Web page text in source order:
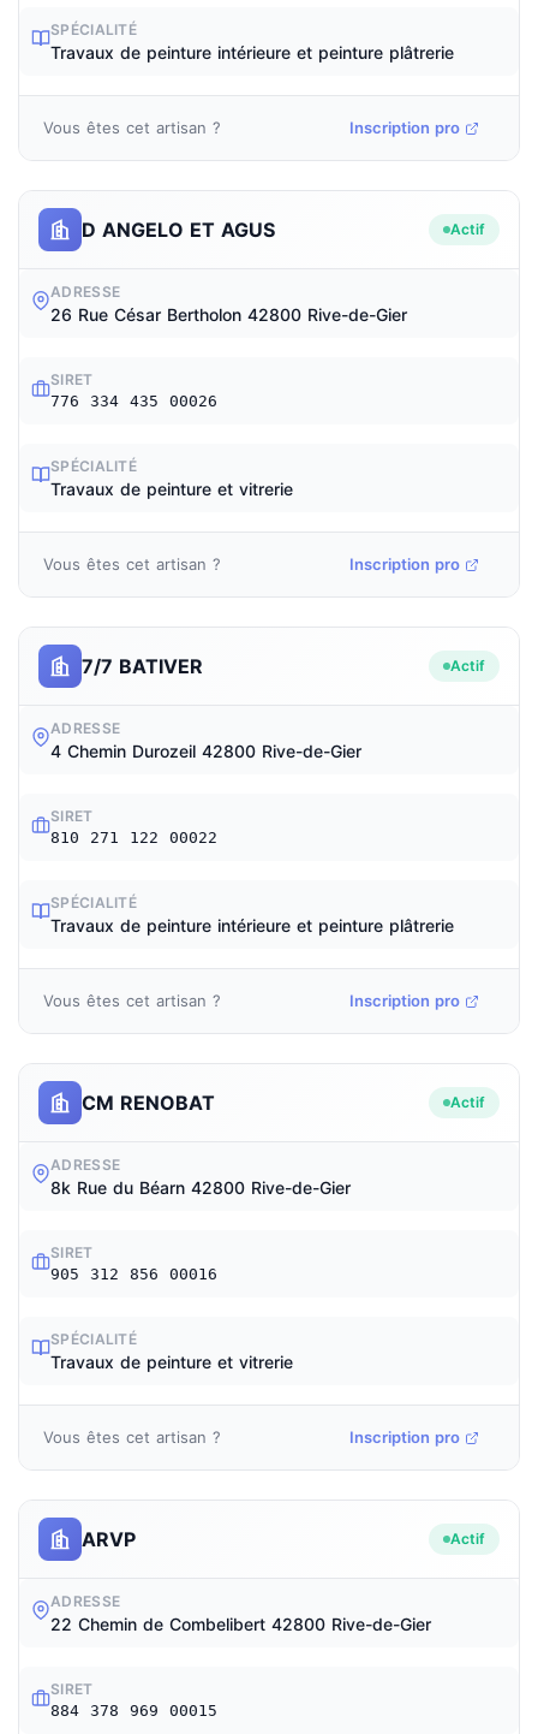
SPÉCIALITÉ
Travaux de peinture intérieure et peinture plâtrerie
Vous êtes cet artisan ? Inscription pro
D ANGELO ET AGUS Actif
ADRESSE
26 Rue César Bertholon 42800 Rive-de-Gier
SIRET
776 334 435 00026
SPÉCIALITÉ
Travaux de peinture et vitrerie
Vous êtes cet artisan ? Inscription pro
7/7 BATIVER Actif
ADRESSE
4 Chemin Durozeil 42800 Rive-de-Gier
SIRET
810 271 122 00022
SPÉCIALITÉ
Travaux de peinture intérieure et peinture plâtrerie
Vous êtes cet artisan ? Inscription pro
CM RENOBAT Actif
ADRESSE
8k Rue du Béarn 42800 Rive-de-Gier
SIRET
905 312 856 00016
SPÉCIALITÉ
Travaux de peinture et vitrerie
Vous êtes cet artisan ? Inscription pro
ARVP Actif
ADRESSE
22 Chemin de Combelibert 42800 Rive-de-Gier
SIRET
884 378 969 00015